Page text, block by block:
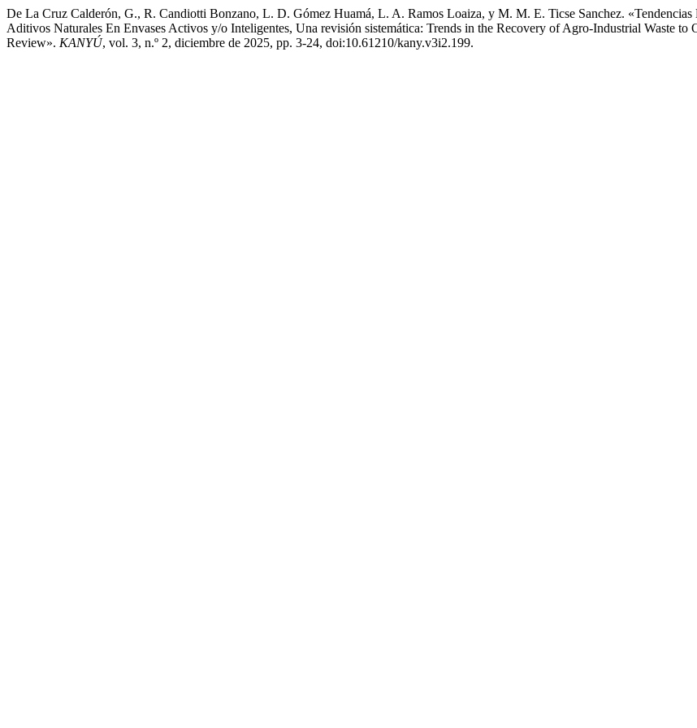
De La Cruz Calderón, G., R. Candiotti Bonzano, L. D. Gómez Huamá, L. A. Ramos Loaiza, y M. M. E. Ticse Sanchez.
Aditivos Naturales En Envases Activos y/o Inteligentes, Una revisión sistemática: Trends in the Recovery of Agro-Industrial Waste
Review». KANYÚ, vol. 3, n.º 2, diciembre de 2025, pp. 3-24, doi:10.61210/kany.v3i2.199.